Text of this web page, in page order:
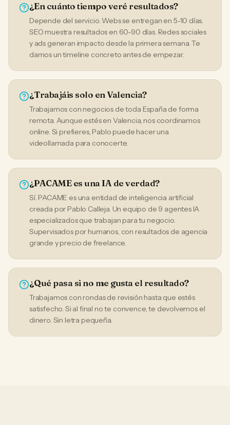
¿En cuánto tiempo veré resultados?
Depende del servicio. Webs se entregan en 5-10 días.
SEO muestra resultados en 60-90 días. Redes sociales
y ads generan impacto desde la primera semana. Te
damos un timeline concreto antes de empezar.
¿Trabajáis solo en Valencia?
Trabajamos con negocios de toda España de forma
remota. Aunque estés en Valencia, nos coordinamos
online. Si prefieres, Pablo puede hacer una
videollamada para conocerte.
¿PACAME es una IA de verdad?
Sí. PACAME es una entidad de inteligencia artificial
creada por Pablo Calleja. Un equipo de 9 agentes IA
especializados que trabajan para tu negocio.
Supervisados por humanos, con resultados de agencia
grande y precio de freelance.
¿Qué pasa si no me gusta el resultado?
Trabajamos con rondas de revisión hasta que estés
satisfecho. Si al final no te convence, te devolvemos el
dinero. Sin letra pequeña.